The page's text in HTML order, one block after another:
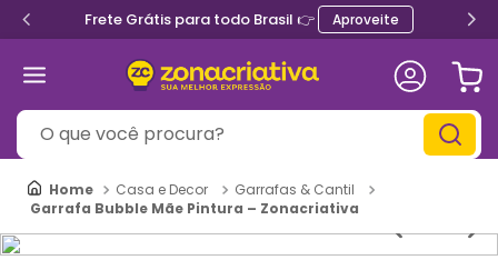
Frete Grátis para todo Brasil 👉 Aproveite
O que você procura?
Casa e Decor
Garrafas & Cantil
Garrafa Bubble Mãe Pintura – Zonacriativa